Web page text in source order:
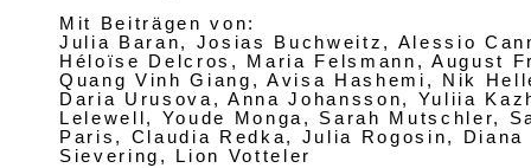
Mit Beiträgen von:
Julia Baran, Josias Buchweitz, Alessio
Héloïse Delcros, Maria Felsmann, August
Quang Vinh Giang, Avisa Hashemi, Nik
Daria Urusova, Anna Johansson, Yuliia
Lelewell, Youde Monga, Sarah Mutschler,
Paris, Claudia Redka, Julia Rogosin, Diana
Sievering, Lion Votteler